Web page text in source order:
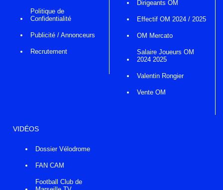
Politique de
Confidentialité
Publicité / Annonceurs
Recrutement
Dirigeants OM
Effectif OM 2024 / 2025
OM Mercato
Salaire Joueurs OM
2024 2025
Valentin Rongier
Vente OM
VIDÉOS
Dossier Vélodrome
FAN CAM
Football Club de